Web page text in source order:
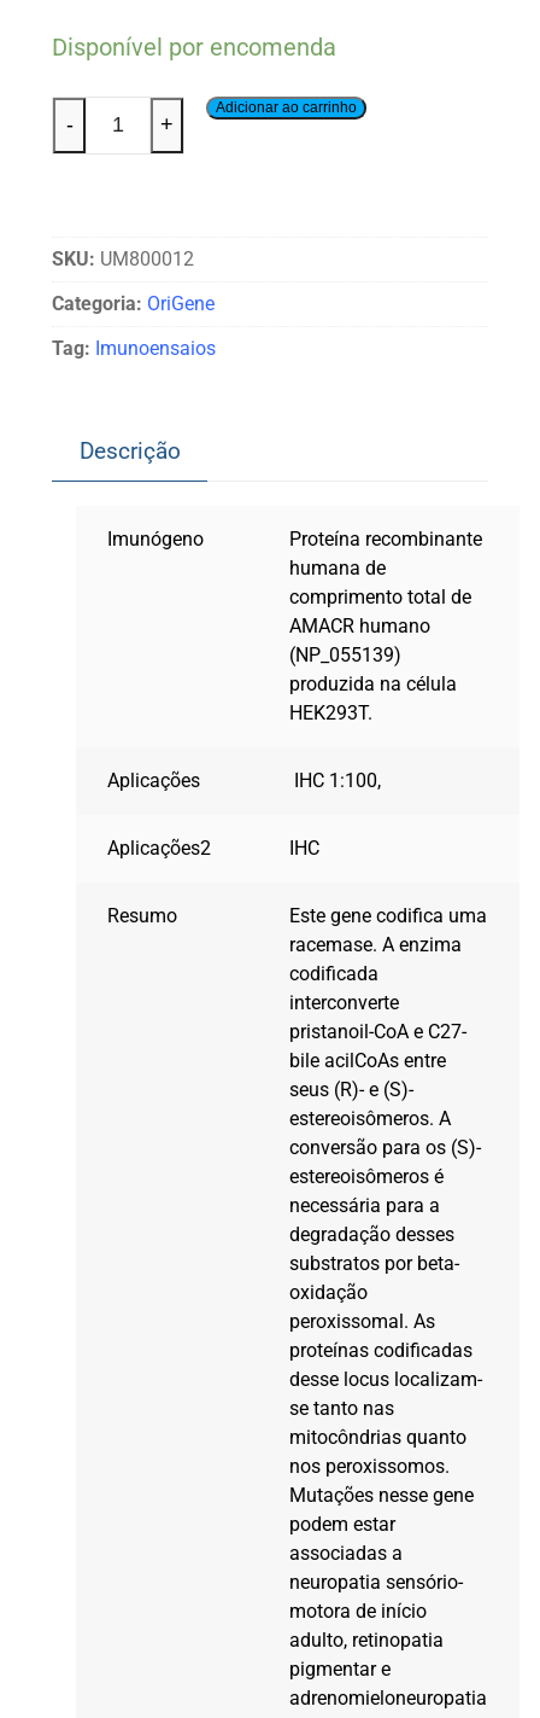
Disponível por encomenda
- +
Adicionar ao carrinho
SKU: UM800012
Categoria: OriGene
Tag: Imunoensaios
Descrição
Imunógeno
Proteína recombinante
humana de
comprimento total de
AMACR humano
(NP_055139)
produzida na célula
HEK293T.
Aplicações IHC 1:100,
Aplicações2 IHC
Resumo
Este gene codifica uma
racemase. A enzima
codificada
interconverte
pristanoil-CoA e C27-
bile acilCoAs entre
seus (R)- e (S)-
estereoisômeros. A
conversão para os (S)-
estereoisômeros é
necessária para a
degradação desses
substratos por beta-
oxidação
peroxissomal. As
proteínas codificadas
desse locus localizam-
se tanto nas
mitocôndrias quanto
nos peroxissomos.
Mutações nesse gene
podem estar
associadas a
neuropatia sensório-
motora de início
adulto, retinopatia
pigmentar e
adrenomieloneuropatia